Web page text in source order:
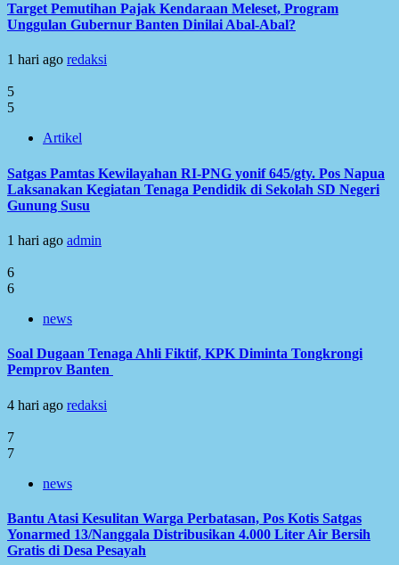
Target Pemutihan Pajak Kendaraan Meleset, Program
Unggulan Gubernur Banten Dinilai Abal-Abal?
1 hari ago redaksi
5
5
Artikel
Satgas Pamtas Kewilayahan RI-PNG yonif 645/gty. Pos Napua
Laksanakan Kegiatan Tenaga Pendidik di Sekolah SD Negeri
Gunung Susu
1 hari ago admin
6
6
news
Soal Dugaan Tenaga Ahli Fiktif, KPK Diminta Tongkrongi
Pemprov Banten
4 hari ago redaksi
7
7
news
Bantu Atasi Kesulitan Warga Perbatasan, Pos Kotis Satgas
Yonarmed 13/Nanggala Distribusikan 4.000 Liter Air Bersih
Gratis di Desa Pesayah